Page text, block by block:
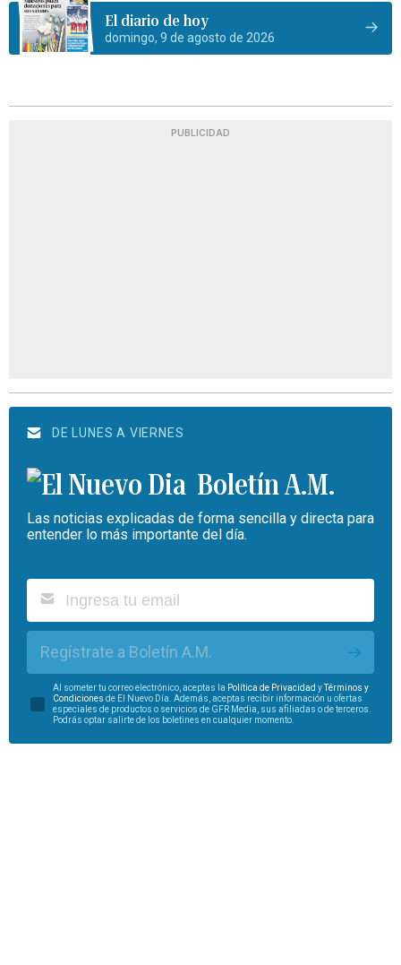
El diario de hoy
domingo, 9 de agosto de 2026
PUBLICIDAD
DE LUNES A VIERNES
Boletín A.M.
Las noticias explicadas de forma sencilla y directa para
entender lo más importante del día.
Regístrate a Boletín A.M.
Al someter tu correo electrónico, aceptas la Política de Privacidad yTérminos y
Condiciones de El Nuevo Día. Además, aceptas recibir información u ofertas
especiales de productos o servicios de GFR Media, sus afiliadas o de terceros.
Podrás optar salirte de los boletines en cualquier momento.